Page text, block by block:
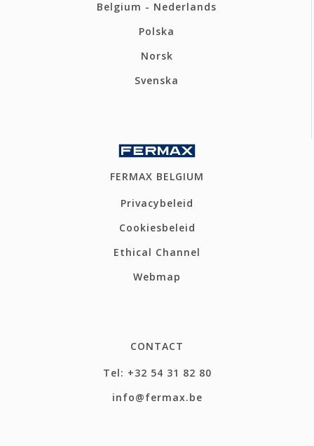
Belgium - Nederlands
Polska
Norsk
Svenska
FERMAX BELGIUM
Privacybeleid
Cookiesbeleid
Ethical Channel
Webmap
CONTACT
Tel: +32 54 31 82 80
info@fermax.be